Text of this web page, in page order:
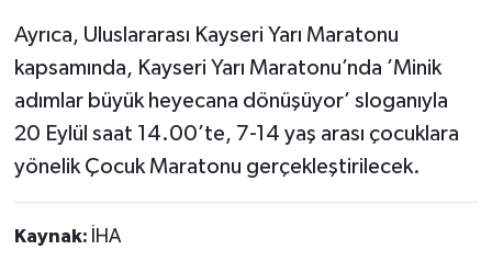
Ayrıca, Uluslararası Kayseri Yarı Maratonu
kapsamında, Kayseri Yarı Maratonu’nda ’Minik
adımlar büyük heyecana dönüşüyor’ sloganıyla
20 Eylül saat 14.00’te, 7-14 yaş arası çocuklara
yönelik Çocuk Maratonu gerçekleştirilecek.
Kaynak: İHA